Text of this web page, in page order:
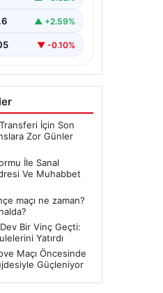
ciddi
▲ +2.59%
▼ -0.10%
İçin Son
Zor Günler
İle Sanal
Ve Muhabbet
maçı ne zaman?
Bir Vinç Geçti:
Yatırdı
Maçı Öncesinde
Güçleniyor